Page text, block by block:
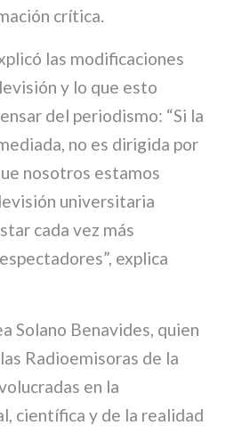
crítica.
las modificaciones
y lo que esto
del periodismo: “Si la
no es dirigida por
nosotros estamos
universitaria
cada vez más
explica
Solano Benavides, quien
Radioemisoras de la
en la
científica y de la realidad